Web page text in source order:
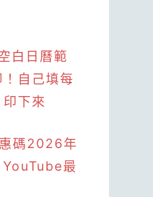
白日曆範
自己填每
下來
碼2026年
最